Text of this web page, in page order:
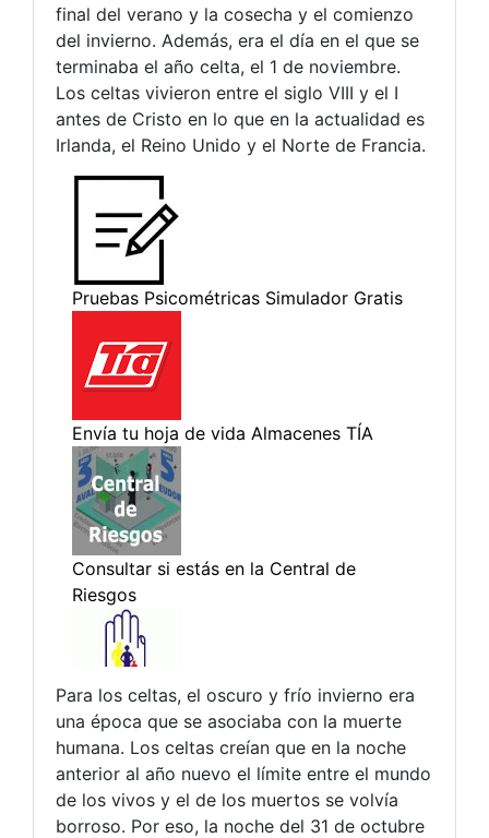
final del verano y la cosecha y el comienzo
del invierno. Además, era el día en el que se
terminaba el año celta, el 1 de noviembre.
Los celtas vivieron entre el siglo VIII y el I
antes de Cristo en lo que en la actualidad es
Irlanda, el Reino Unido y el Norte de Francia.
Para los celtas, el oscuro y frío invierno era
una época que se asociaba con la muerte
humana. Los celtas creían que en la noche
anterior al año nuevo el límite entre el mundo
de los vivos y el de los muertos se volvía
borroso. Por eso, la noche del 31 de octubre